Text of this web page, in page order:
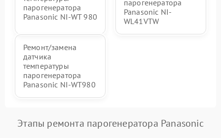
парогенератора
Panasonic NI-WT 980
парогенератора
Panasonic NI-
WL41VTW
Ремонт/замена
датчика
температуры
парогенератора
Panasonic NI-WT980
Этапы ремонта парогенератора Panasonic